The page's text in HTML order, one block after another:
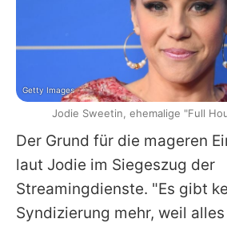
Der Grund für die mageren
laut Jodie im Siegeszug der
Streamingdienste. "Es gibt
Syndizierung mehr, weil
Getty Images
Jodie Sweetin, ehemalige "Full